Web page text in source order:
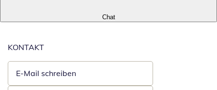
Chat
KONTAKT
E-Mail schreiben
Öffnet E-Mail-Client